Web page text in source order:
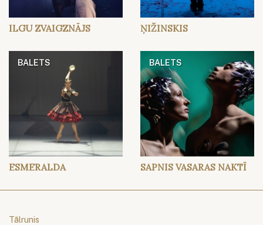
ILGU ZVAIGZNĀJS ŅIŽINSKIS
BALETS
ESMERALDA
BALETS
SAPNIS VASARAS NAKTĪ
Tālrunis